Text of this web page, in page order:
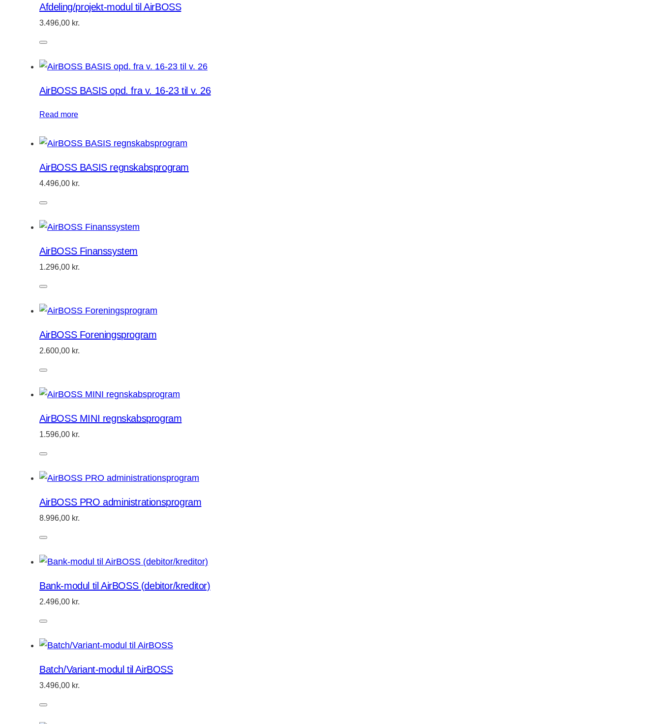
Afdeling/projekt-modul til AirBOSS
3.496,00 kr.
AirBOSS BASIS opd. fra v. 16-23 til v. 26
Read more
AirBOSS BASIS regnskabsprogram
4.496,00 kr.
AirBOSS Finanssystem
1.296,00 kr.
AirBOSS Foreningsprogram
2.600,00 kr.
AirBOSS MINI regnskabsprogram
1.596,00 kr.
AirBOSS PRO administrationsprogram
8.996,00 kr.
Bank-modul til AirBOSS (debitor/kreditor)
2.496,00 kr.
Batch/Variant-modul til AirBOSS
3.496,00 kr.